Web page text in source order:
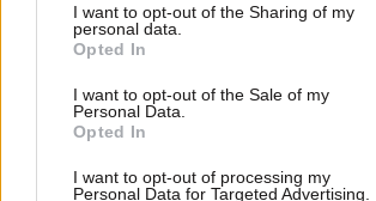
not limited to your visit or usage behaviour.
grant or deny consent to Google and its
use your data for below specified purposes
consent section.
I want to opt-out of the Sharing of my
personal data.
Opted In
I want to opt-out of the Sale of my
Personal Data.
Opted In
I want to opt-out of processing my
Personal Data for Targeted Advertising.
του 2028 αποφάσισε η BMW –
εξοικονόμηση ενός